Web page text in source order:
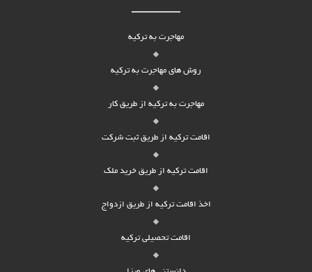
مهاجرت به ترکیه
روش های مهاجرت به ترکیه
مهاجرت به ترکیه از طریق کار
اقامت ترکیه از طریق ثبت شرکت
اقامت ترکیه از طریق خرید ملک
اخذ اقامت ترکیه از طریق ازدواج
اقامت تحصیلی ترکیه